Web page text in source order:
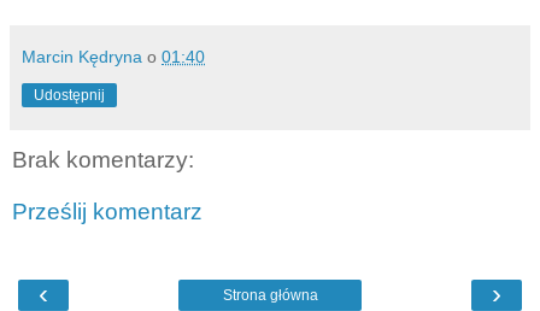
Marcin Kędryna o 01:40
Udostępnij
Brak komentarzy:
Prześlij komentarz
‹ ›
Strona główna